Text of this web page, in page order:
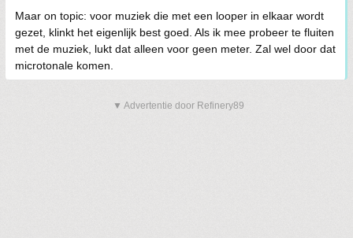
Maar on topic: voor muziek die met een looper in elkaar wordt
gezet, klinkt het eigenlijk best goed. Als ik mee probeer te fluiten
met de muziek, lukt dat alleen voor geen meter. Zal wel door dat
microtonale komen.
▼ Advertentie door Refinery89